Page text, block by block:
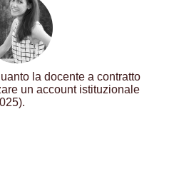
la docente a contratto
un account istituzionale